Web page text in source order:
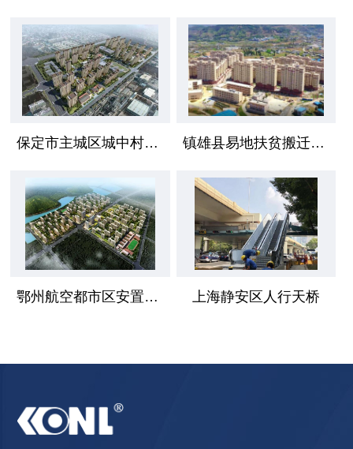
保定市主城区城中村安置区项目 镇雄县易地扶贫搬迁工程
鄂州航空都市区安置小区 上海静安区人行天桥